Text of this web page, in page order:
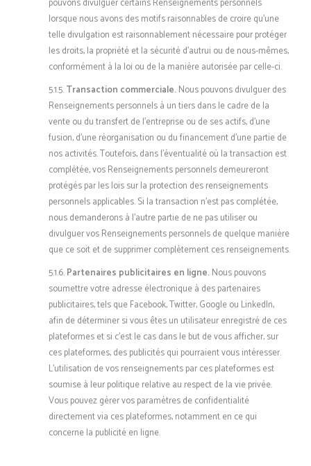
pouvons divulguer certains Renseignements personnels
lorsque nous avons des motifs raisonnables de croire qu’une
telle divulgation est raisonnablement nécessaire pour protéger
les droits, la propriété et la sécurité d’autrui ou de nous-mêmes,
conformément à la loi ou de la manière autorisée par celle-ci.
5.1.5.Transaction commerciale.Nous pouvons divulguer des
Renseignements personnels à un tiers dans le cadre de la
vente ou du transfert de l’entreprise ou de ses actifs, d’une
fusion, d’une réorganisation ou du financement d’une partie de
nos activités. Toutefois, dans l’éventualité où la transaction est
complétée, vos Renseignements personnels demeureront
protégés par les lois sur la protection des renseignements
personnels applicables. Si la transaction n’est pas complétée,
nous demanderons à l’autre partie de ne pas utiliser ou
divulguer vos Renseignements personnels de quelque manière
que ce soit et de supprimer complètement ces renseignements.
5.1.6.Partenaires publicitaires en ligne.Nous pouvons
soumettre votre adresse électronique à des partenaires
publicitaires, tels que Facebook, Twitter, Google ou LinkedIn,
afin de déterminer si vous êtes un utilisateur enregistré de ces
plateformes et si c’est le cas dans le but de vous afficher, sur
ces plateformes, des publicités qui pourraient vous intéresser.
L’utilisation de vos renseignements par ces plateformes est
soumise à leur politique relative au respect de la vie privée.
Vous pouvez gérer vos paramètres de confidentialité
directement via ces plateformes, notamment en ce qui
concerne la publicité en ligne.